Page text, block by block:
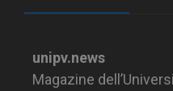
unipv.news
Magazine